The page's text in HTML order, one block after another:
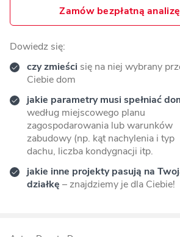
Zamów bezpłatną
Dowiedz się:
czy zmieści się na niej wybrany
Ciebie dom
jakie parametry musi spełniać
według miejscowego planu
zagospodarowania lub warunków
zabudowy (np. kąt nachylenia i typ
dachu, liczba kondygnacji itp.
jakie inne projekty pasują na
działkę – znajdziemy je dla Ciebie!